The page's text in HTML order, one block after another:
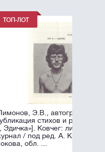
Первая
романа «Это
Крона и Н.